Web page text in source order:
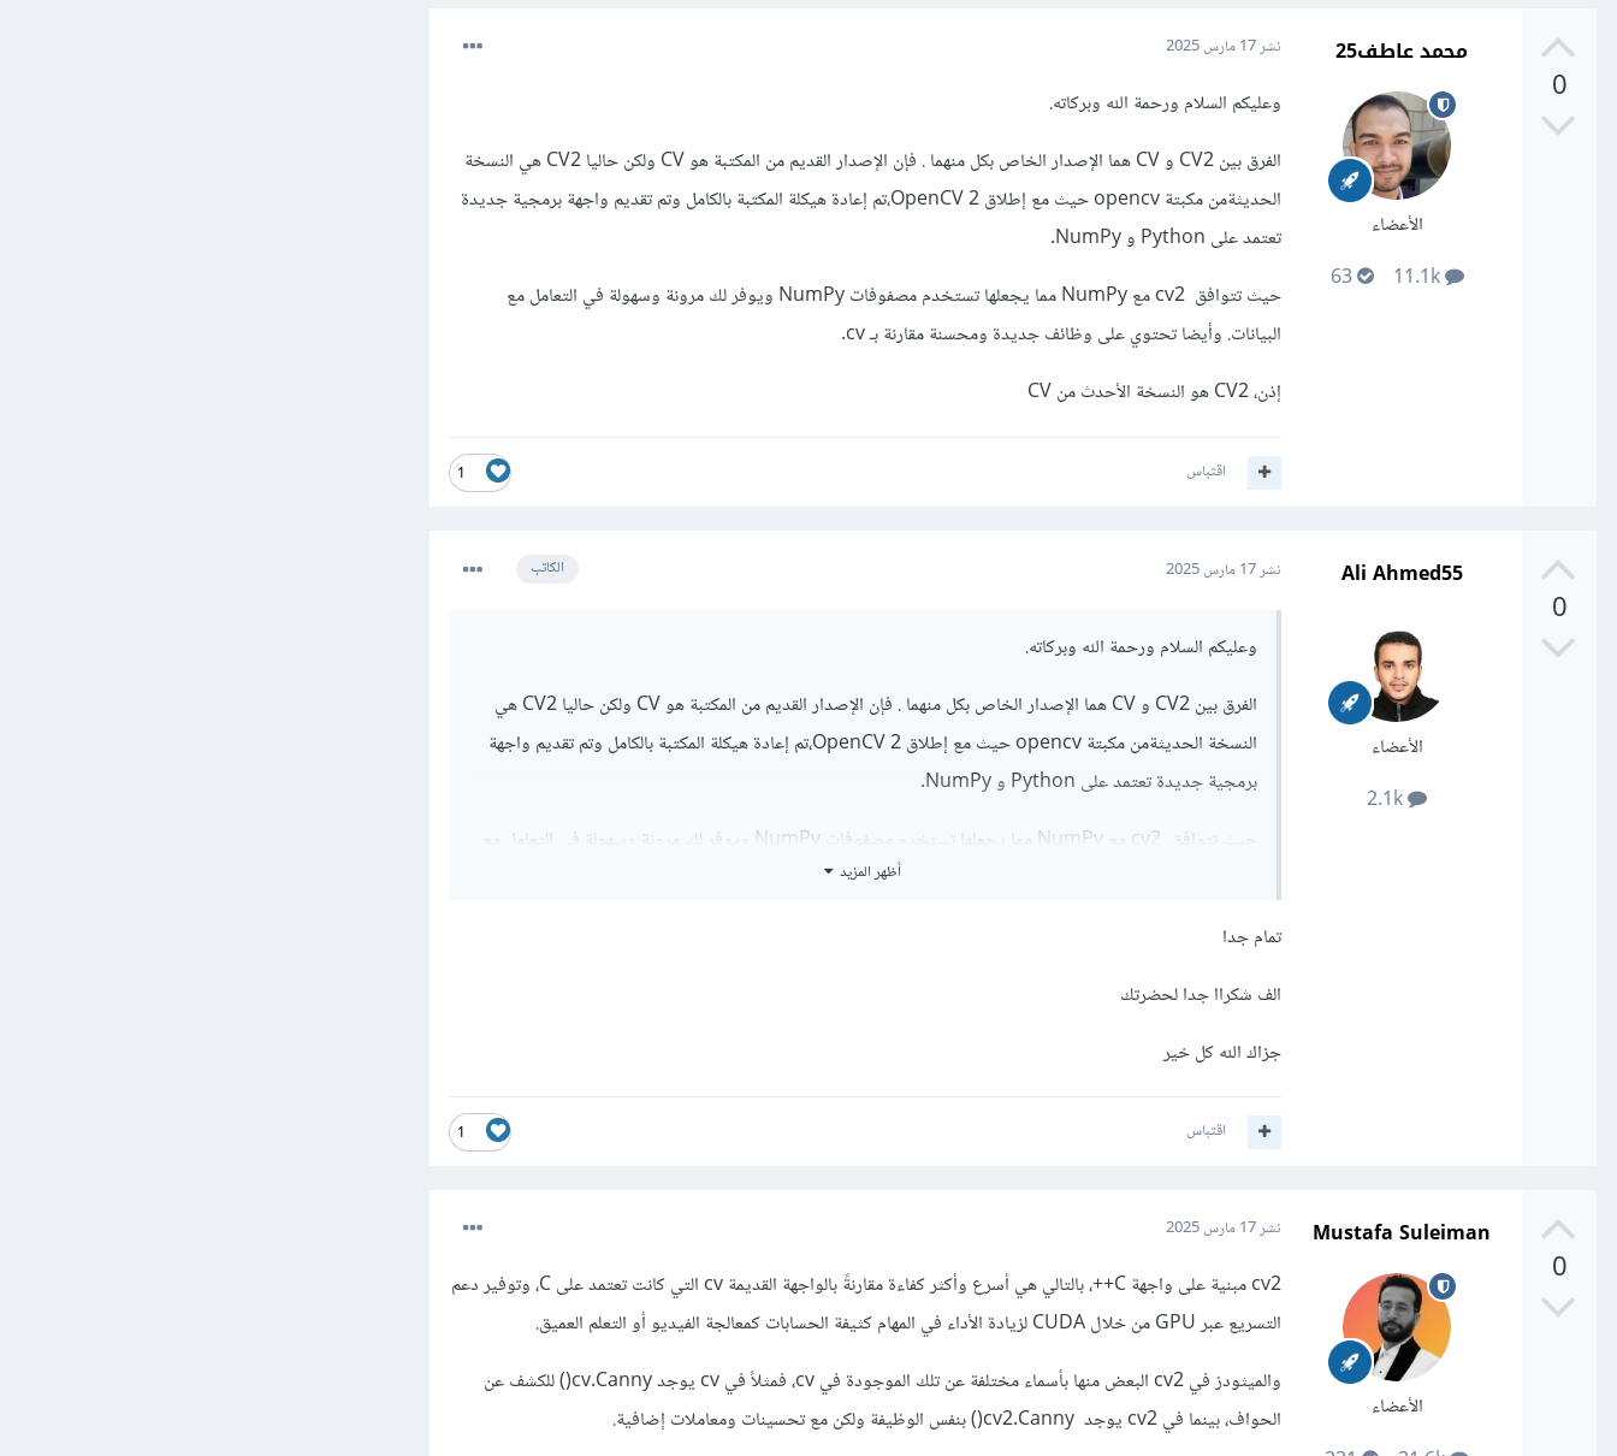
0
محمد عاطف25
الأعضاء
11.1k
63
نشر17 مارس 2025
وعليكم السلام ورحمة الله وبركاته.
الفرق بين CV2 و CV هما الإصدار الخاص بكل منهما . فإن الإصدار القديم من المكتبة هو CV ولكن حاليا CV2 هي النسخة
الحديثةمن مكبتة opencv حيث مع إطلاق OpenCV 2،تم إعادة هيكلة المكتبة بالكامل وتم تقديم واجهة برمجية جديدة
تعتمد على Python و NumPy.
حيث تتوافق cv2 مع NumPy مما يجعلها تستخدم مصفوفات NumPy ويوفر لك مرونة وسهولة في التعامل مع
البيانات. وأيضا تحتوي على وظائف جديدة ومحسنة مقارنة بـ cv.
إذن، CV2 هو النسخة الأحدث من CV
1 اقتباس
0
Ali Ahmed55
الأعضاء
الكاتب نشر17 مارس 2025
وعليكم السلام ورحمة الله وبركاته.
الفرق بين CV2 و CV هما الإصدار الخاص بكل منهما . فإن الإصدار القديم من المكتبة هو CV ولكن حاليا CV2 هي
النسخة الحديثةمن مكبتة opencv حيث مع إطلاق OpenCV 2،تم إعادة هيكلة المكتبة بالكامل وتم تقديم واجهة
برمجية جديدة تعتمد على Python و NumPy.
حيث تتوافق cv2 مع NumPy مما يجعلها تستخدم مصفوفات NumPy ويوفر لك مرونة وسهولة في التعامل مع
البيانات. وأيضا تحتوي على وظائف جديدة ومحسنة مقارنة بـ cv.
إذن، CV2 هو النسخة الأحدث من CV
أظهر المزيد
تمام جدا
الف شكراا جدا لحضرتك
جزاك الله كل خير
1 اقتباس
0
Mustafa Suleiman
الأعضاء
نشر17 مارس 2025
cv2 مبنية على واجهة C++، بالتالي هي أسرع وأكثر كفاءة مقارنةً بالواجهة القديمة cv التي كانت تعتمد على C، وتوفير دعم
التسريع عبر GPU من خلال CUDA لزيادة الأداء في المهام كثيفة الحسابات كمعالجة الفيديو أو التعلم العميق.
والميثودز في cv2 البعض منها بأسماء مختلفة عن تلك الموجودة في cv، فمثلاً في cv يوجد cv.Canny() للكشف عن
الحواف، بينما في cv2 يوجد cv2.Canny() بنفس الوظيفة ولكن مع تحسينات ومعاملات إضافية.